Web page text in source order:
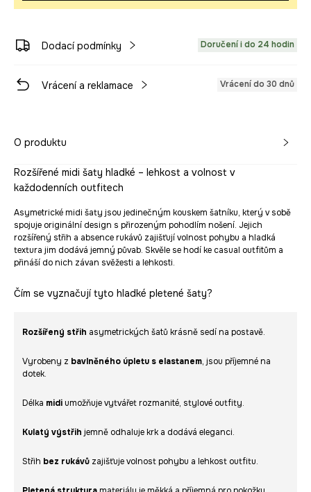
Dodací podmínky Doručení i do 24 hodin
Vrácení a reklamace Vrácení do 30 dnů
O produktu
Rozšířené midi šaty hladké – lehkost a volnost v
každodenních outfitech
Asymetrické midi šaty jsou jedinečným kouskem šatníku, který v sobě
spojuje originální design s přirozeným pohodlím nošení. Jejich
rozšířený střih a absence rukávů zajišťují volnost pohybu a hladká
textura jim dodává jemný půvab. Skvěle se hodí ke casual outfitům a
přináší do nich závan svěžesti a lehkosti.
Čím se vyznačují tyto hladké pletené šaty?
Rozšířený střih asymetrických šatů krásně sedí na postavě.
Vyrobeny z bavlněného úpletu s elastanem, jsou příjemné na
dotek.
Délka midi umožňuje vytvářet rozmanité, stylové outfity.
Kulatý výstřih jemně odhaluje krk a dodává eleganci.
Střih bez rukávů zajišťuje volnost pohybu a lehkost outfitu.